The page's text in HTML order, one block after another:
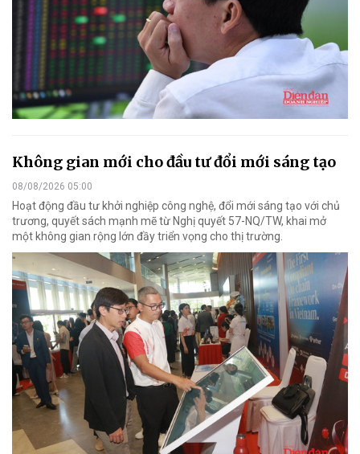
Không gian mới cho đầu tư đổi mới sáng tạo
08/08/2026 05:00
Hoạt động đầu tư khởi nghiệp công nghệ, đổi mới sáng tạo với chủ
trương, quyết sách mạnh mẽ từ Nghị quyết 57-NQ/TW, khai mở
một không gian rộng lớn đầy triển vọng cho thị trường.